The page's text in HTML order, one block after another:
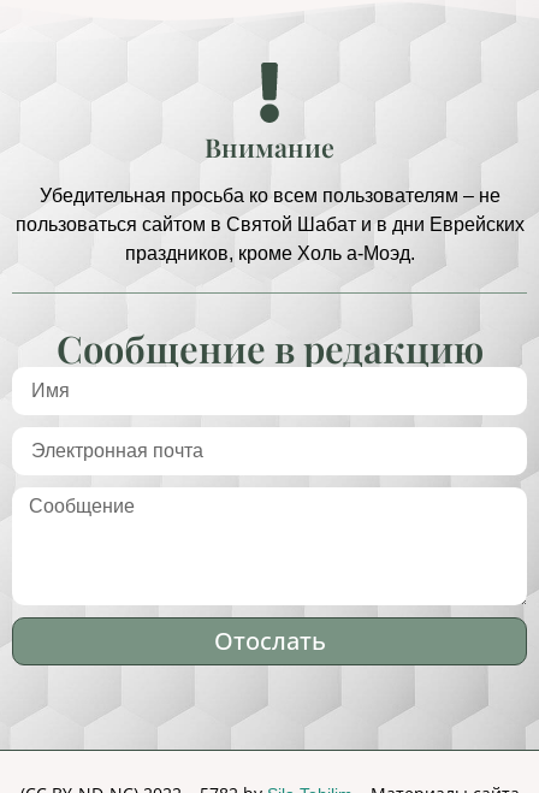
Внимание
Убедительная просьба ко всем пользователям – не
пользоваться сайтом в Святой Шабат и в дни Еврейских
праздников, кроме Холь а-Моэд.
Сообщение в редакцию
Отослать